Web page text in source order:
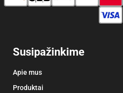
Susipažinkime
Apie mus
Produktai